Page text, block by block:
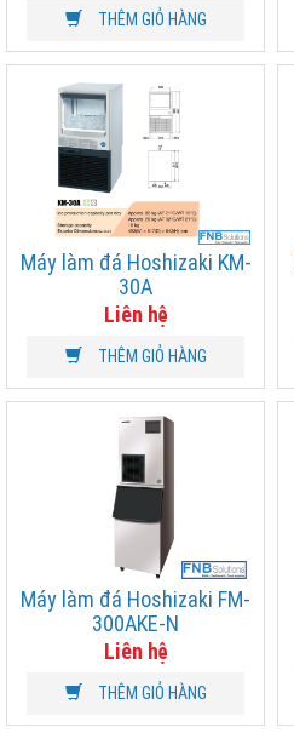
THÊM GIỎ HÀNG
Máy làm đá Hoshizaki KM-
30A
Liên hệ
THÊM GIỎ HÀNG
Máy làm đá Hoshizaki FM-
300AKE-N
Liên hệ
THÊM GIỎ HÀNG